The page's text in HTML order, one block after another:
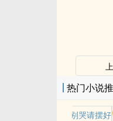
热门小说
老师别哭请摆好